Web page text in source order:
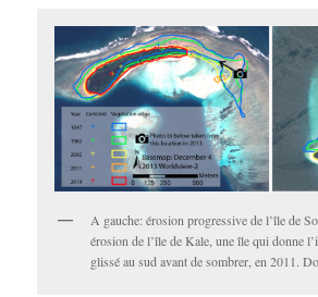
A gauche: érosion progressive de l’île de
érosion de l’île de Kale, une île qui donne
glissé au sud avant de sombrer, en 2011.